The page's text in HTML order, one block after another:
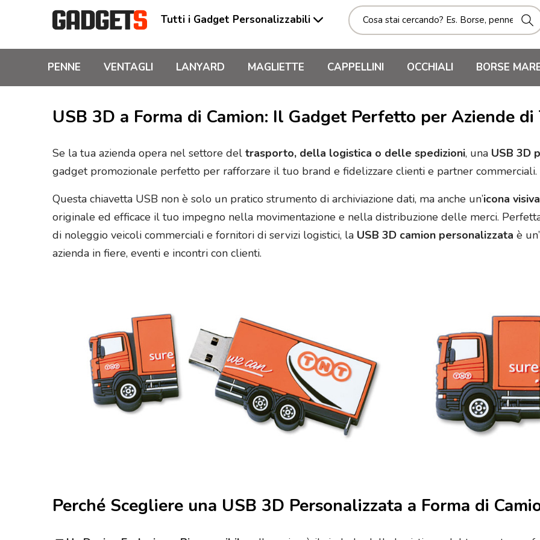
Tutti i Gadget Personalizzabili
PENNE VENTAGLI LANYARD MAGLIETTE CAPPELLINI OCCHIALI BORSE
USB 3D a Forma di Camion: Il Gadget Perfetto per Aziende
Se la tua azienda opera nel settore del trasporto, della logistica o delle spedizioni, una USB 3D
gadget promozionale perfetto per rafforzare il tuo brand e fidelizzare clienti e partner commerciali.
Questa chiavetta USB non è solo un pratico strumento di archiviazione dati, ma anche un’icona
originale ed efficace il tuo impegno nella movimentazione e nella distribuzione delle merci.
di noleggio veicoli commerciali e fornitori di servizi logistici, la USB 3D camion personalizzata è
azienda in fiere, eventi e incontri con clienti.
Perché Scegliere una USB 3D Personalizzata a Forma di